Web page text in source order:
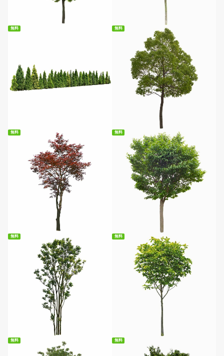
無料ダウンロード 無料ダウンロード
無料 無料
無料ダウンロード
無料
無料ダウンロード
無料
無料ダウンロード
無料
無料ダウンロード
無料
無料ダウンロード
無料 無料